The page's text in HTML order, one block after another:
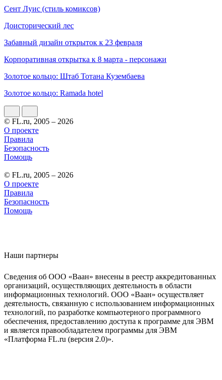
Сент Луис (стиль комиксов)
Доисторический лес
Забавный дизайн открыток к 23 февраля
Корпоративная открытка к 8 марта - персонажи
Золотое кольцо: Штаб Тотана Кузембаева
Золотое кольцо: Ramada hotel
© FL.ru, 2005 – 2026
О проекте
Правила
Безопасность
Помощь
© FL.ru, 2005 – 2026
О проекте
Правила
Безопасность
Помощь
Наши партнеры
Сведения об ООО «Ваан» внесены в реестр аккредитованных
организаций, осуществляющих деятельность в области
информационных технологий. ООО «Ваан» осуществляет
деятельность, связанную с использованием информационных
технологий, по разработке компьютерного программного
обеспечения, предоставлению доступа к программе для ЭВМ
и является правообладателем программы для ЭВМ
«Платформа FL.ru (версия 2.0)».